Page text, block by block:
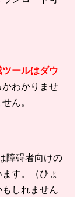
ツールはダウ
わかりませ
ん。
障碍者向けの
す。（ひょ
しれません